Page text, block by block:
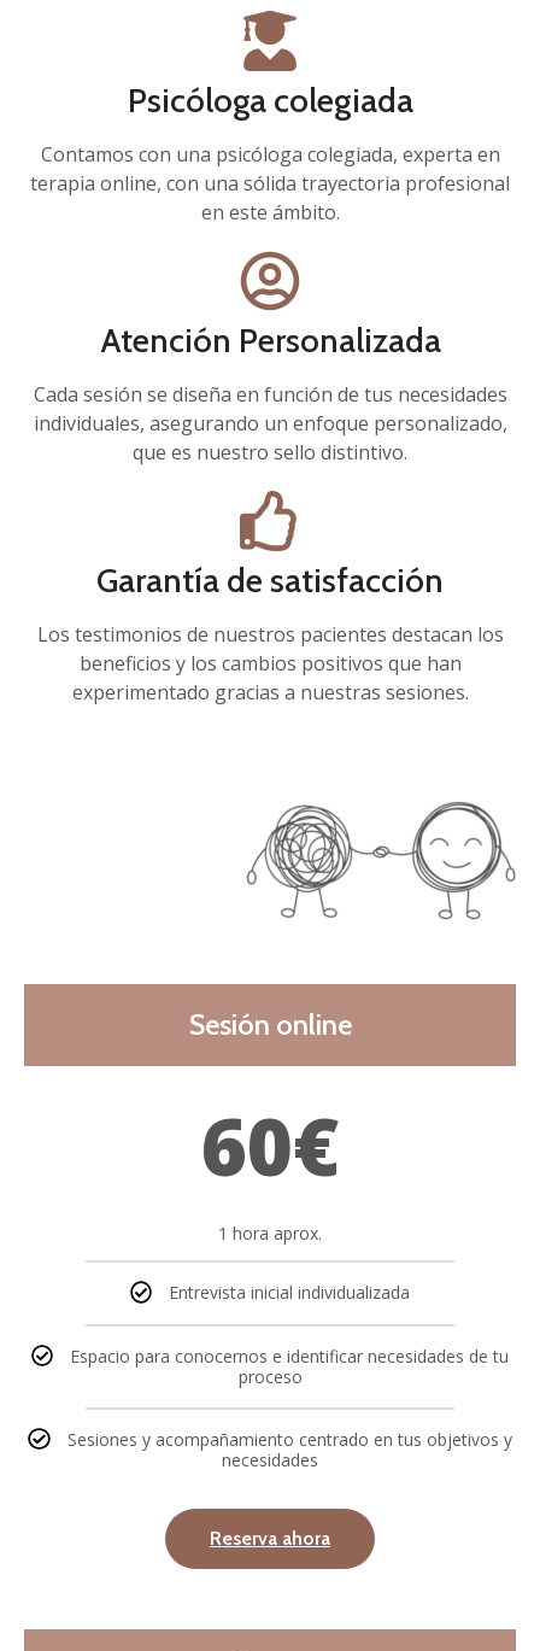
Psicóloga colegiada
Contamos con una psicóloga colegiada, experta en
terapia online, con una sólida trayectoria profesional
en este ámbito.
Atención Personalizada
Cada sesión se diseña en función de tus necesidades
individuales, asegurando un enfoque personalizado,
que es nuestro sello distintivo.
Garantía de satisfacción
Los testimonios de nuestros pacientes destacan los
beneficios y los cambios positivos que han
experimentado gracias a nuestras sesiones.
Sesión online
60€
1 hora aprox.
Entrevista inicial individualizada
Espacio para conocernos e identificar necesidades de tu
proceso
Sesiones y acompañamiento centrado en tus objetivos y
necesidades
Reserva ahora